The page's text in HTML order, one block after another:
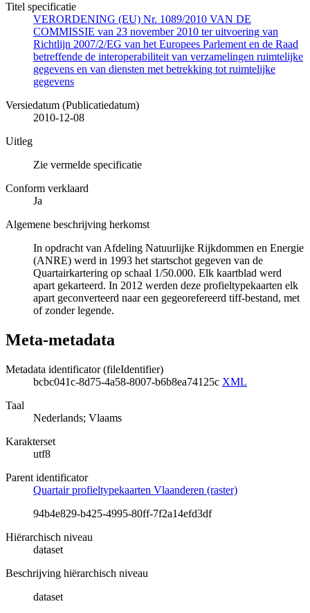
Titel specificatie
VERORDENING (EU) Nr. 1089/2010 VAN DE
COMMISSIE van 23 november 2010 ter uitvoering van
Richtlijn 2007/2/EG van het Europees Parlement en de Raad
betreffende de interoperabiliteit van verzamelingen ruimtelijke
gegevens en van diensten met betrekking tot ruimtelijke
gegevens
Versiedatum (Publicatiedatum)
2010-12-08
Uitleg
Zie vermelde specificatie
Conform verklaard
Ja
Algemene beschrijving herkomst
In opdracht van Afdeling Natuurlijke Rijkdommen en Energie
(ANRE) werd in 1993 het startschot gegeven van de
Quartairkartering op schaal 1/50.000. Elk kaartblad werd
apart gekarteerd. In 2012 werden deze profieltypekaarten elk
apart geconverteerd naar een gegeorefereerd tiff-bestand, met
of zonder legende.
Meta-metadata
Metadata identificator (fileIdentifier)
bcbc041c-8d75-4a58-8007-b6b8ea74125c XML
Taal
Nederlands; Vlaams
Karakterset
utf8
Parent identificator
Quartair profieltypekaarten Vlaanderen (raster)
94b4e829-b425-4995-80ff-7f2a14efd3df
Hiërarchisch niveau
dataset
Beschrijving hiërarchisch niveau
dataset